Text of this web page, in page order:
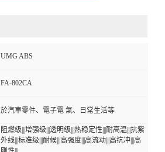
UMG ABS
FA-802CA
於汽車零件、電子電 氣、日常生活等
阻燃级|||增强级|||透明级|||热稳定性|||耐高温|||抗紫
外线|||标准级|||耐候|||高强度|||高流动|||高抗冲|||高